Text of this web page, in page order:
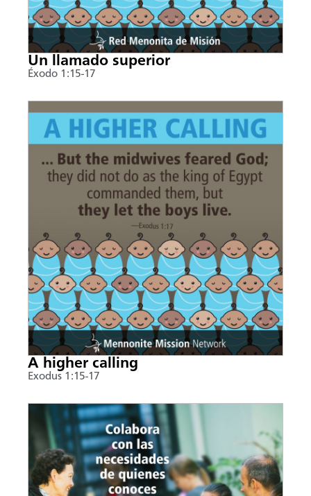
Un llamado superior
Éxodo 1:15-17
A higher calling
Exodus 1:15-17